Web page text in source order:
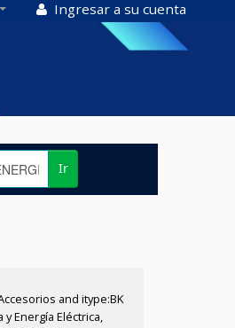
Ingresar a su cuenta
Ir
and itype:BK
Energía Eléctrica,